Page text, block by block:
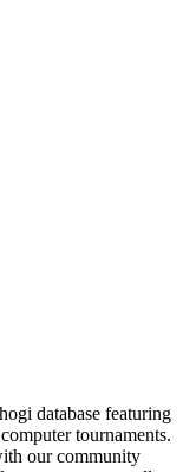
database featuring
tournaments.
our community